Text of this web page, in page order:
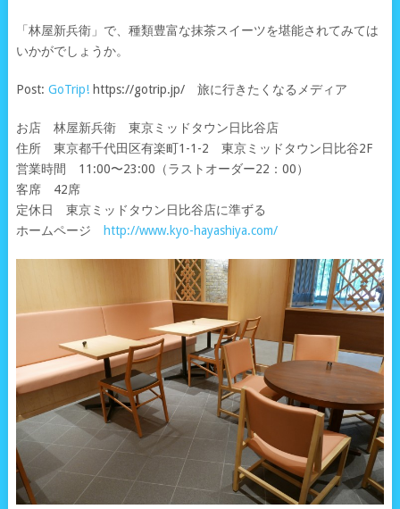
「林屋新兵衛」で、種類豊富な抹茶スイーツを堪能されてみては
いかがでしょうか。
Post: GoTrip!https://gotrip.jp/ 旅に行きたくなるメディア
お店 林屋新兵衛 東京ミッドタウン日比谷店
住所 東京都千代田区有楽町1-1-2 東京ミッドタウン日比谷2F
営業時間 11:00〜23:00（ラストオーダー22：00）
客席 42席
定休日 東京ミッドタウン日比谷店に準ずる
ホームページ
http://www.kyo-hayashiya.com/